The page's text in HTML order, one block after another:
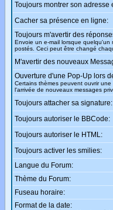
Toujours montrer son adresse
Cacher sa présence en ligne:
Toujours m'avertir des
Envoie un e-mail lorsque
postés. Ceci peut être changé
M'avertir des nouveaux
Ouverture d'une Pop-Up lors
Certains thèmes peuvent ouvrir
l'arrivée de nouveaux messages
Toujours attacher sa signature:
Toujours autoriser le BBCode:
Toujours autoriser le HTML:
Toujours activer les smilies:
Langue du Forum:
Thème du Forum:
Fuseau horaire:
Format de la date: